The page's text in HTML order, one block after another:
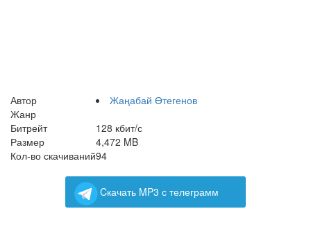
Автор
Жаңабай Өтегенов
Жанр
Битрейт
128 кбит/с
Размер
4,472 MB
Кол-во скачиваний94
Cкачать MP3 с телеграмм